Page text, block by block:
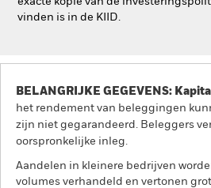
vinden is in de KIID.
BELANGRIJKE GEGEVENS:
het rendement van beleggingen
zijn niet gegarandeerd. Beleggers
oorspronkelijke inleg.
Aandelen in kleinere bedrijven
volumes verhandeld en vertonen